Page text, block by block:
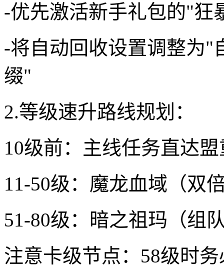
-优先激活新手礼包的"狂
-将自动回收设置调整为"
缀"
2.等级速升路线规划：
10级前：主线任务直达
11-50级：魔龙血域（双
51-80级：暗之祖玛（组
注意卡级节点：58级时